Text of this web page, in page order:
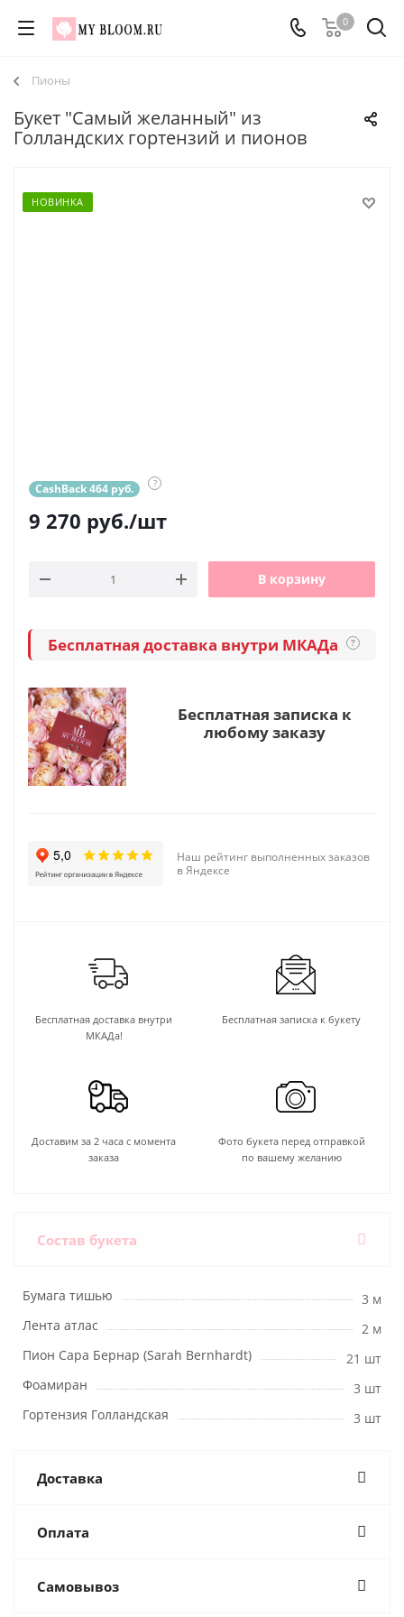
0
Пионы
Букет "Самый желанный" из
Голландских гортензий и пионов
НОВИНКА
CashBack 464 руб. ?
9 270 руб./шт
В корзину
Бесплатная доставка внутри МКАДа ?
Бесплатная записка к
любому заказу
Наш рейтинг выполненных заказов
в Яндексе
Бесплатная доставка внутри
МКАДа!
Бесплатная записка к букету
Доставим за 2 часа с момента
заказа
Фото букета перед отправкой
по вашему желанию
Состав букета
Бумага тишью
3 м
Лента атлас
2 м
Пион Сара Бернар (Sarah Bernhardt)
21 шт
Фоамиран
3 шт
Гортензия Голландская
3 шт
Доставка
Оплата
Самовывоз